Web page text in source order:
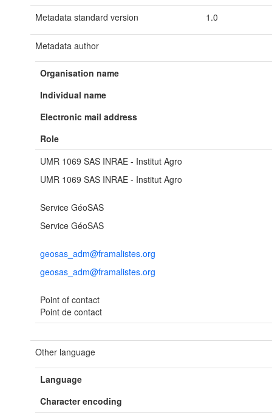
Metadata standard version 1.0
Metadata author
Organisation name
Individual name
Electronic mail address
Role
UMR 1069 SAS INRAE - Institut Agro
UMR 1069 SAS INRAE - Institut Agro
Service GéoSAS
Service GéoSAS
geosas_adm@framalistes.org
geosas_adm@framalistes.org
Point of contact
Point de contact
Other language
Language
Character encoding